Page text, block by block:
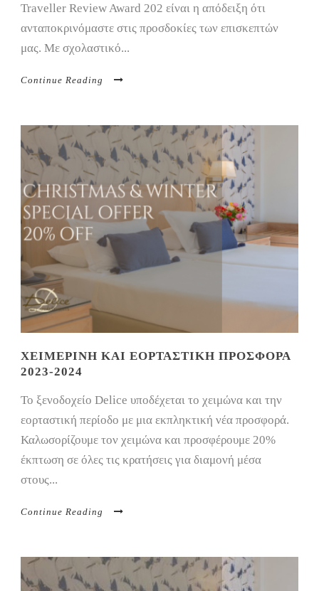
Traveller Review Award 202 είναι η απόδειξη ότι
ανταποκρινόμαστε στις προσδοκίες των επισκεπτών
μας. Με σχολαστικό...
Continue Reading
ΧΕΙΜΕΡΙΝΉ ΚΑΙ ΕΟΡΤΑΣΤΙΚΉ ΠΡΟΣΦΟΡΆ
2023-2024
Το ξενοδοχείο Delice υποδέχεται το χειμώνα και την
εορταστική περίοδο με μια εκπληκτική νέα προσφορά.
Καλωσορίζουμε τον χειμώνα και προσφέρουμε 20%
έκπτωση σε όλες τις κρατήσεις για διαμονή μέσα
στους...
Continue Reading